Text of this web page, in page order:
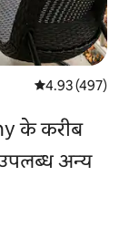
औसत रेटिंग 5 में से
4.93 (497)
के करीब
उपलब्ध अन्य